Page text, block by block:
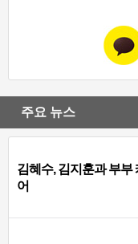
주요 뉴스
김혜수, 김지훈과 부부
어